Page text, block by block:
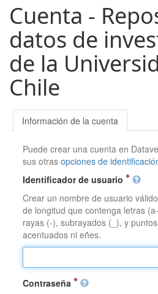
Cuenta -
datos de
de la
Chile
Información de la cuenta
Puede crear una cuenta en
sus otrasopciones de
Identificador de usuario
Crear un nombre de usuario
de longitud que contenga letras
rayas (-), subrayados (_), y
acentuados ni eñes.
Contraseña